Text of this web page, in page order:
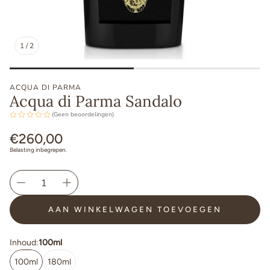
1/2
ACQUA DI PARMA
Acqua di Parma Sandalo
(Geen beoordelingen)
Normale
prijs
€260,00
Belasting inbegrepen.
AAN WINKELWAGEN TOEVOEGEN
Inhoud:100ml
100ml
180ml